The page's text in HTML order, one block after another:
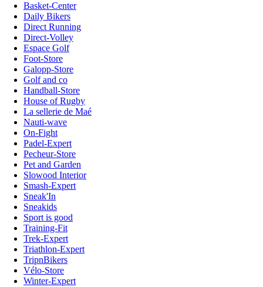
Basket-Center
Daily Bikers
Direct Running
Direct-Volley
Espace Golf
Foot-Store
Galopp-Store
Golf and co
Handball-Store
House of Rugby
La sellerie de Maé
Nauti-wave
On-Fight
Padel-Expert
Pecheur-Store
Pet and Garden
Slowood Interior
Smash-Expert
Sneak'In
Sneakids
Sport is good
Training-Fit
Trek-Expert
Triathlon-Expert
TripnBikers
Vélo-Store
Winter-Expert